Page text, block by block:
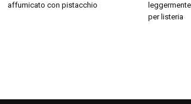
affumicato con pistacchio
per listeria